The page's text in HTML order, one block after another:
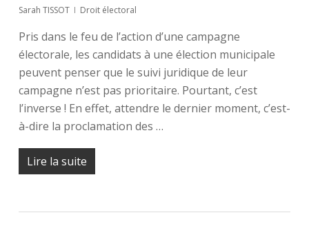
Sarah TISSOT Droit électoral
Pris dans le feu de l’action d’une campagne
électorale, les candidats à une élection municipale
peuvent penser que le suivi juridique de leur
campagne n’est pas prioritaire. Pourtant, c’est
l’inverse ! En effet, attendre le dernier moment, c’est-
à-dire la proclamation des …
Lire la suite